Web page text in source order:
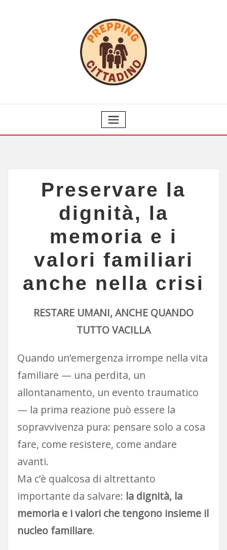
Preservare la
dignità, la
memoria e i
valori familiari
anche nella crisi
RESTARE UMANI, ANCHE QUANDO
TUTTO VACILLA
Quando un’emergenza irrompe nella vita
familiare — una perdita, un
allontanamento, un evento traumatico
— la prima reazione può essere la
sopravvivenza pura: pensare solo a cosa
fare, come resistere, come andare
avanti.
Ma c’è qualcosa di altrettanto
importante da salvare: la dignità, la
memoria e i valori che tengono insieme il
nucleo familiare.